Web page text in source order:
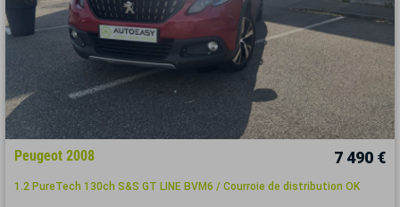
Peugeot 2008 7 490 €
1.2 PureTech 130ch S&S GT LINE BVM6 / Courroie de distribution OK